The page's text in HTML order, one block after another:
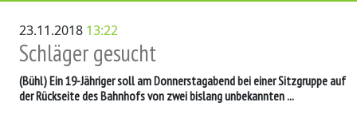
23.11.2018 13:22
Schläger gesucht
(Bühl)Ein 19-Jähriger soll am Donnerstagabend bei einer Sitzgruppe auf
der Rückseite des Bahnhofs von zwei bislang unbekannten ...